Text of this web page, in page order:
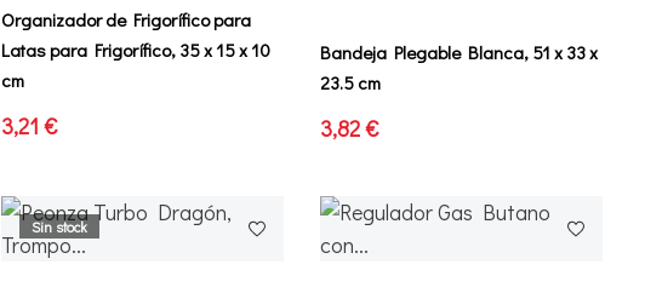
Organizador de Frigorífico para
Latas para Frigorífico, 35 x 15 x 10
cm
3,21 €
Bandeja Plegable Blanca, 51 x 33 x
23.5 cm
3,82 €
Sin stock